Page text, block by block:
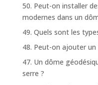
50. Peut-on installer
modernes dans un
49. Quels sont les
48. Peut-on ajouter
47. Un dôme
serre ?